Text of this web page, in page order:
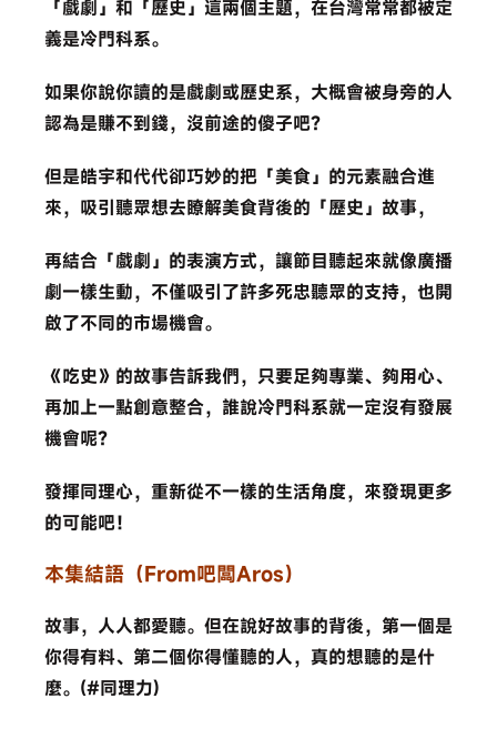
「戲劇」和「歷史」這兩個主題，在台灣常常都被定
義是冷門科系。
如果你說你讀的是戲劇或歷史系，大概會被身旁的人
認為是賺不到錢，沒前途的傻子吧？
但是皓宇和代代卻巧妙的把「美食」的元素融合進
來，吸引聽眾想去瞭解美食背後的「歷史」故事，
再結合「戲劇」的表演方式，讓節目聽起來就像廣播
劇一樣生動，不僅吸引了許多死忠聽眾的支持，也開
啟了不同的市場機會。
《吃史》的故事告訴我們，只要足夠專業、夠用心、
再加上一點創意整合，誰說冷門科系就一定沒有發展
機會呢？
發揮同理心，重新從不一樣的生活角度，來發現更多
的可能吧！
本集結語（From吧闆Aros）
故事，人人都愛聽。但在說好故事的背後，第一個是
你得有料、第二個你得懂聽的人，真的想聽的是什
麼。(#同理力)